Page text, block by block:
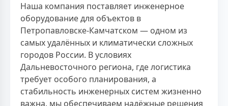
Наша компания поставляет инженерное
оборудование для объектов в
Петропавловске-Камчатском — одном из
самых удалённых и климатически сложных
городов России. В условиях
Дальневосточного региона, где логистика
требует особого планирования, а
стабильность инженерных систем жизненно
важна, мы обеспечиваем надёжные решения